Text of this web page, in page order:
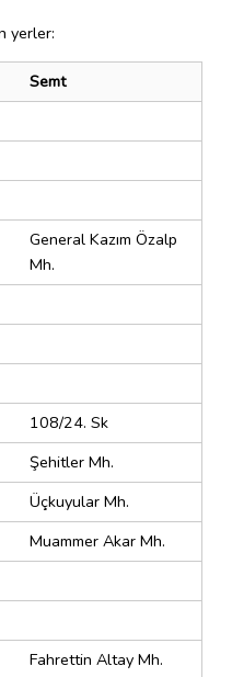
yerler:
Semt
General Kazım Özalp
Mh.
108/24. Sk
Şehitler Mh.
Üçkuyular Mh.
Muammer Akar Mh.
Fahrettin Altay Mh.